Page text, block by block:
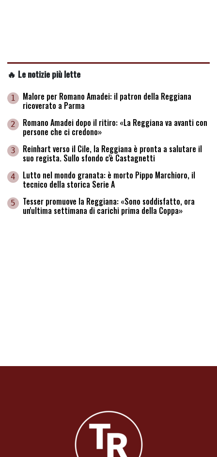
🔥 Le notizie più lette
1 Malore per Romano Amadei: il patron della Reggiana
ricoverato a Parma
2 Romano Amadei dopo il ritiro: «La Reggiana va avanti con
persone che ci credono»
3 Reinhart verso il Cile, la Reggiana è pronta a salutare il
suo regista. Sullo sfondo c'è Castagnetti
4 Lutto nel mondo granata: è morto Pippo Marchioro, il
tecnico della storica Serie A
5 Tesser promuove la Reggiana: «Sono soddisfatto, ora
un'ultima settimana di carichi prima della Coppa»